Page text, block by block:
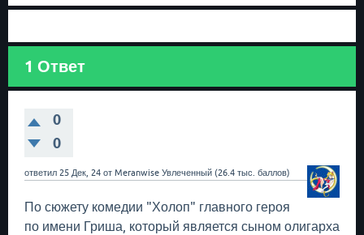
1 Ответ
0
0
ответил 25 Дек, 24 от Meranwise Увлеченный (26.4 тыс. баллов)
По сюжету комедии "Холоп" главного героя
по имени Гриша, который является сыном олигарха